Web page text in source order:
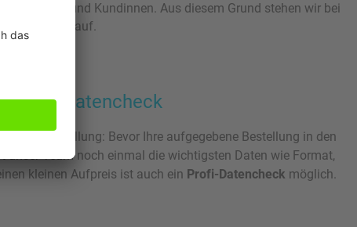
Kunden und Kundinnen. Aus diesem Grund stehen wir bei
mit uns auf.
Datencheck
für Ihre Bestellung: Bevor Ihre aufgegebene Bestellung in den
unser Team noch einmal die wichtigsten Daten wie Format,
kleinen Aufpreis ist auch ein Profi-Datencheck möglich.